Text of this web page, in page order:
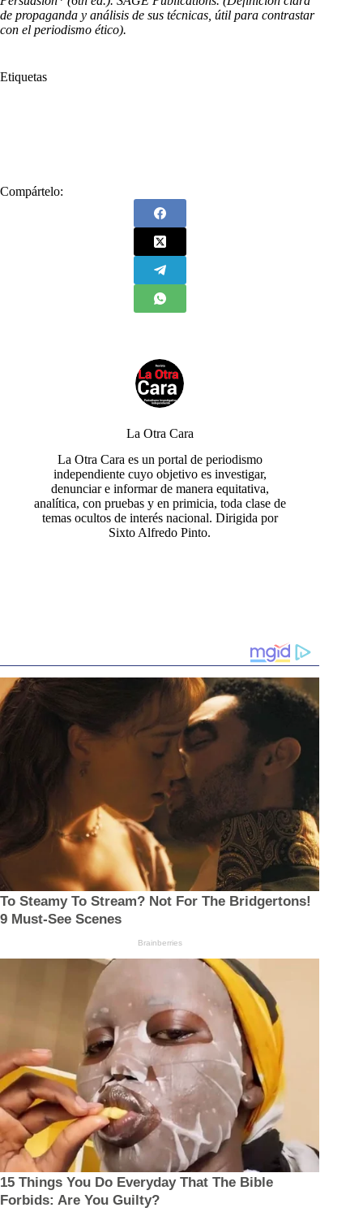
de propaganda y análisis de sus técnicas, útil para contrastar
con el periodismo ético).
Etiquetas
Compártelo:
La Otra Cara
La Otra Cara es un portal de periodismo
independiente cuyo objetivo es investigar,
denunciar e informar de manera equitativa,
analítica, con pruebas y en primicia, toda clase de
temas ocultos de interés nacional. Dirigida por
Sixto Alfredo Pinto.